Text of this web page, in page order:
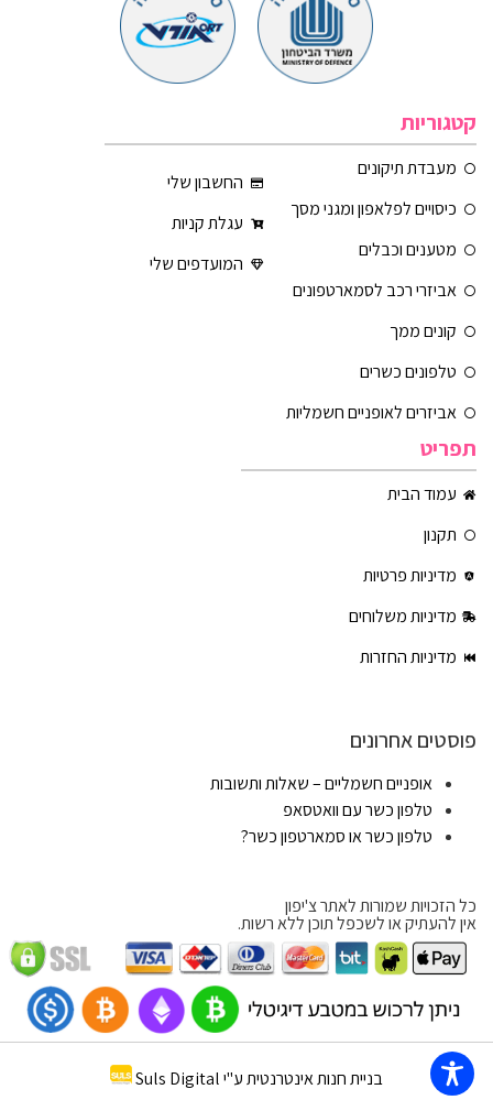
קטגוריות
מעבדת תיקונים
כיסויים לפלאפון ומגני מסך
מטענים וכבלים
אביזרי רכב לסמארטפונים
קונים ממך
טלפונים כשרים
אביזרים לאופניים חשמליות
החשבון שלי
עגלת קניות
המועדפים שלי
תפריט
עמוד הבית
תקנון
מדיניות פרטיות
מדיניות משלוחים
מדיניות החזרות
פוסטים אחרונים
אופניים חשמליים – שאלות ותשובות
טלפון כשר עם וואטסאפ
טלפון כשר או סמארטפון כשר?
כל הזכויות שמורות לאתר צ'יפון
אין להעתיק או לשכפל תוכן ללא רשות.
בניית חנות אינטרנטית ע"י Suls Digital